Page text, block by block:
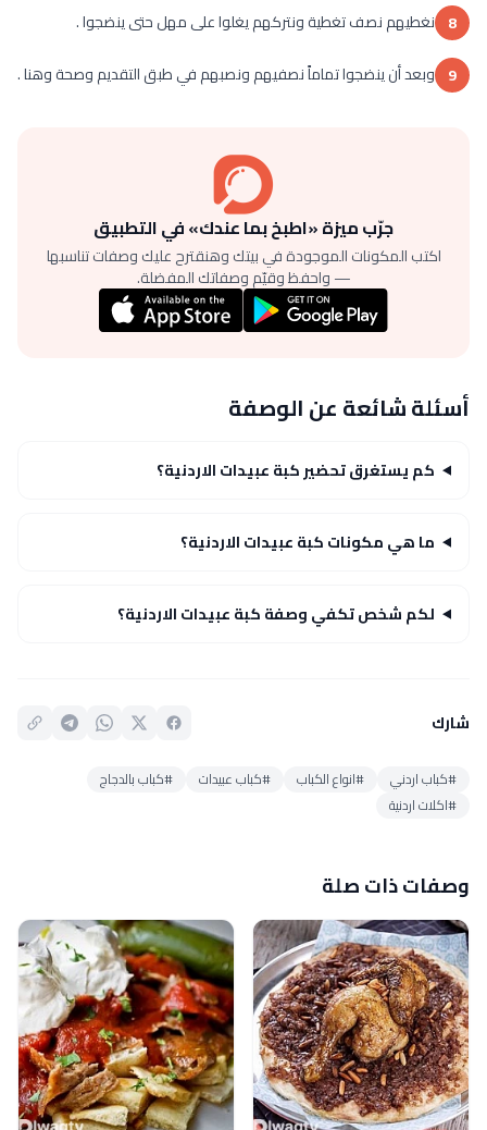
8 نغطيهم نصف تغطية ونتركهم يغلوا على مهل حتى ينضجوا .
9 وبعد أن ينضجوا تماماً نصفيهم ونصبهم في طبق التقديم وصحة وهنا .
جرّب ميزة «اطبخ بما عندك» في التطبيق
اكتب المكونات الموجودة في بيتك وهنقترح عليك وصفات تناسبها
— واحفظ وقيّم وصفاتك المفضلة.
أسئلة شائعة عن الوصفة
كم يستغرق تحضير كبة عبيدات الاردنية؟
ما هي مكونات كبة عبيدات الاردنية؟
لكم شخص تكفي وصفة كبة عبيدات الاردنية؟
شارك
#كباب اردني #انواع الكباب #كباب عبيدات
#كباب بالدجاج
#اكلات اردنية
وصفات ذات صلة